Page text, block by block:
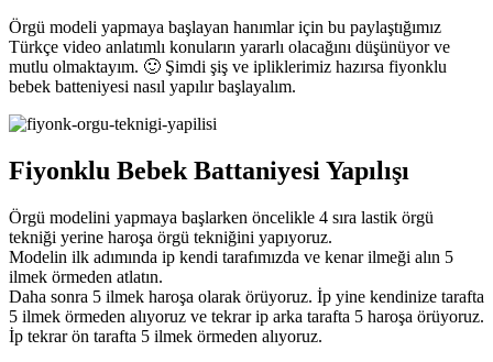
Örgü modeli yapmaya başlayan hanımlar için bu paylaştığımız
Türkçe video anlatımlı konuların yararlı olacağını düşünüyor ve
mutlu olmaktayım. 🙂 Şimdi şiş ve ipliklerimiz hazırsa fiyonklu
bebek batteniyesi nasıl yapılır başlayalım.
Fiyonklu Bebek Battaniyesi Yapılışı
Örgü modelini yapmaya başlarken öncelikle 4 sıra lastik örgü
tekniği yerine haroşa örgü tekniğini yapıyoruz.
Modelin ilk adımında ip kendi tarafımızda ve kenar ilmeği alın 5
ilmek örmeden atlatın.
Daha sonra 5 ilmek haroşa olarak örüyoruz. İp yine kendinize tarafta
5 ilmek örmeden alıyoruz ve tekrar ip arka tarafta 5 haroşa örüyoruz.
İp tekrar ön tarafta 5 ilmek örmeden alıyoruz.